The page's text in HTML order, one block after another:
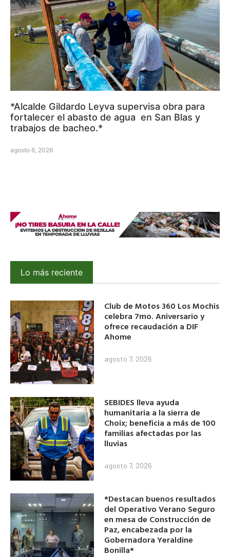
*Alcalde Gildardo Leyva supervisa obra para
fortalecer el abasto de agua en San Blas y
trabajos de bacheo.*
agosto 6, 2026
Lo más reciente
Club de Motos 360 Los Mochis
celebra 7mo. Aniversario y
ofrece recaudación a DIF
Ahome
agosto 7, 2026
SEBIDES lleva ayuda
humanitaria a la sierra de
Choix; beneficia a más de 100
familias afectadas por las
lluvias
agosto 7, 2026
*Destacan buenos resultados
del Operativo Verano Seguro
en mesa de Construcción de
Paz, encabezada por la
Gobernadora Yeraldine
Bonilla*